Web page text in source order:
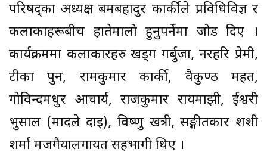
परिषद्का अध्यक्ष बमबहादुर कार्कीले प्रविधिविज्ञ र
कलाकाहरूबीच हातेमालो हुनुपर्नेमा जोड दिए ।
कार्यक्रममा कलाकारहरु खड्ग गर्बुजा, नरहरि प्रेमी,
टीका पुन, रामकुमार कार्की, वैकुण्ठ महत,
गोविन्दमधुर आचार्य, राजकुमार रायमाझी, ईश्वरी
भुसाल (मादले दाइ), विष्णु खत्री, सङ्गीतकार शशी
शर्मा मजगैयालगायत सहभागी थिए ।